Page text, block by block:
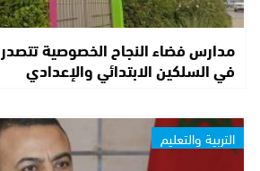
مدارس فضاء النجاح الخصوصية تتصدر
في السلكين الابتدائي والإعدادي
التربية والتعليم